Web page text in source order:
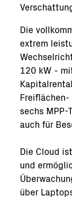
Die
extrem
120 kW -
sechs
auch für
Die Cloud
und
über